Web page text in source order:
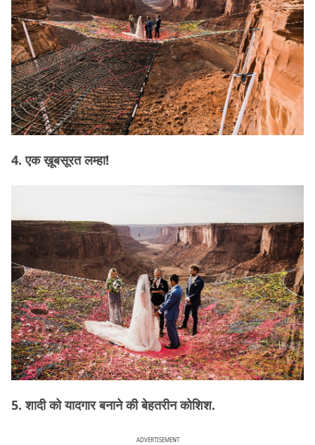
4. एक ख़ूबसूरत लम्हा!
5. शादी को यादगार बनाने की बेहतरीन कोशिश.
ADVERTISEMENT